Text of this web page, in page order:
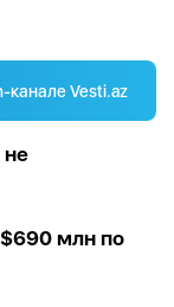
канале Vesti.az
не
млн по